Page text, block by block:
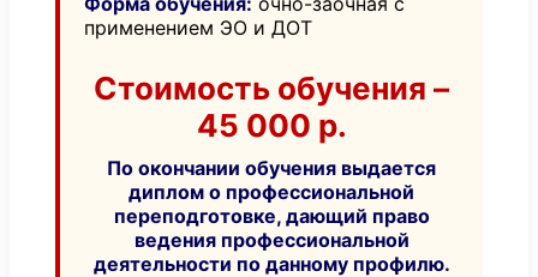
применением ЭО и ДОТ
Стоимость обучения –
45 000 р.
По окончании обучения выдается
диплом о профессиональной
переподготовке, дающий право
ведения профессиональной
деятельности по данному профилю.